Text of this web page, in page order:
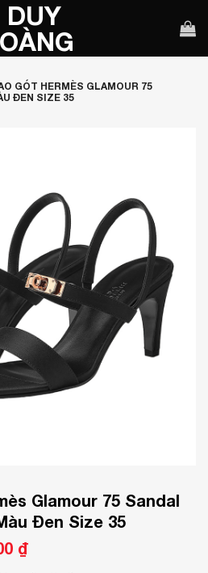
GÓT HERMÈS GLAMOUR 75
ĐEN SIZE 35
Glamour 75 Sandal
Đen Size 35
₫Giá